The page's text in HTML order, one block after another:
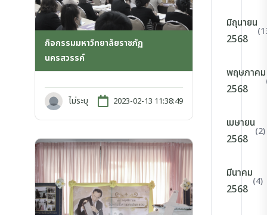
กิจกรรมมหาวิทยาลัยราชภัฏ
นครสวรรค์
ไม่ระบุ 2023-02-13 11:38:49
มิถุนายน
2568
พฤษภาคม
2568
เมษายน
2568
(2)
มีนาคม
2568
(4)